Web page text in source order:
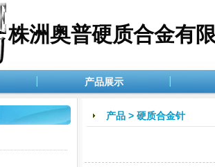
株洲奥普硬质合金有
产品展示
产品 > 硬质合金针